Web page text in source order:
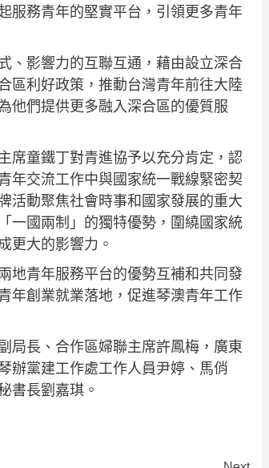
服務青年的堅實平台，引領更多青年
、影響力的互聯互通，藉由設立深合
區利好政策，推動台灣青年前往大陸
他們提供更多融入深合區的優質服
席童鐵丁對青進協予以充分肯定，認
年交流工作中與國家統一戰線緊密契
活動聚焦社會時事和國家發展的重大
一國兩制」的獨特優勢，圍繞國家統
更大的影響力。
地青年服務平台的優勢互補和共同發
年創業就業落地，促進琴澳青年工作
局長、合作區婦聯主席許鳳梅，廣東
辦黨建工作處工作人員尹婷、馬俏
書長劉嘉琪。